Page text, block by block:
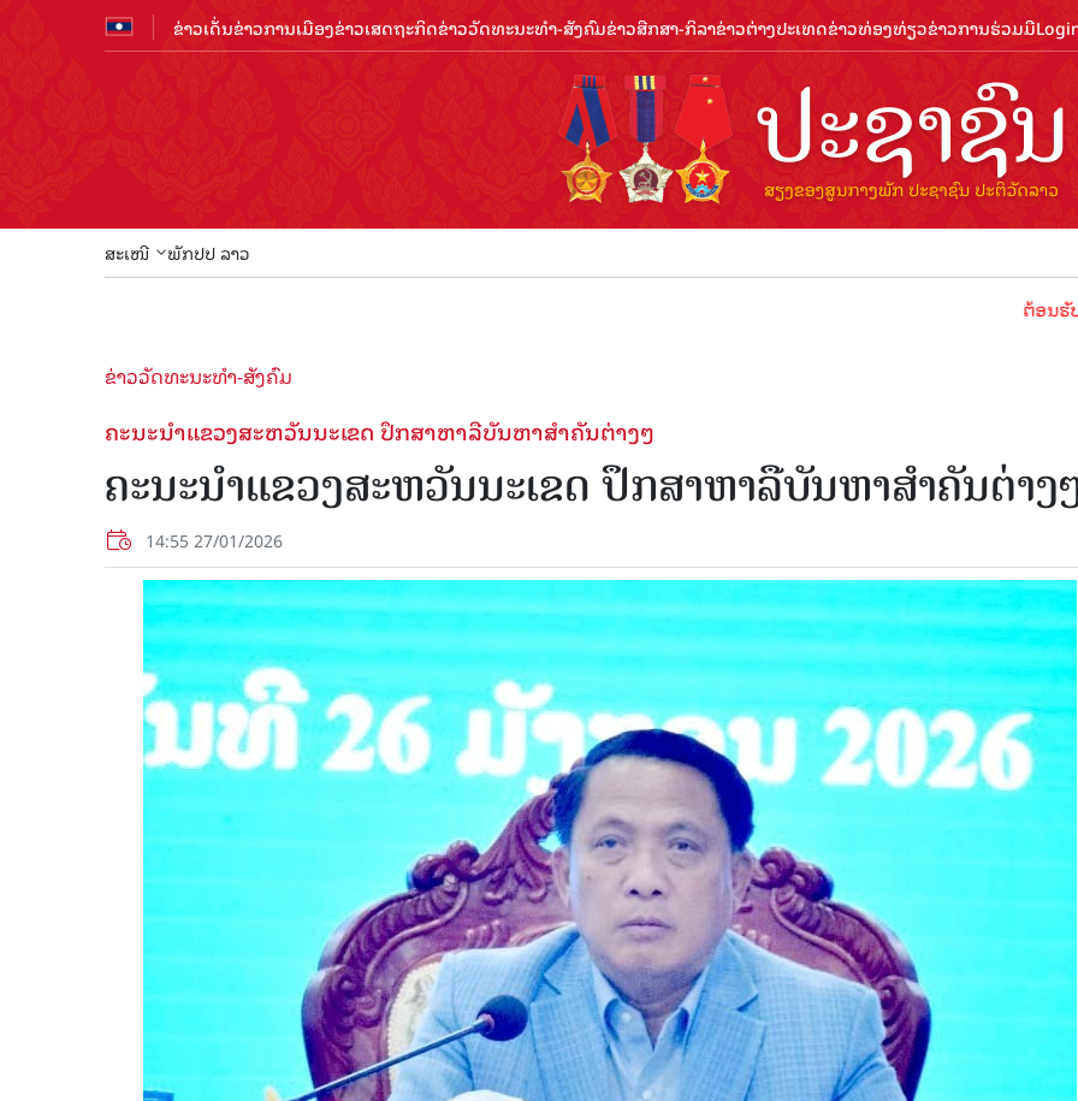
ຂ່າວເດັ່ນຂ່າວການເມືອງຂ່າວເສດຖະກິດຂ່າວວັດທະນະທຳ-ສັງຄົມຂ່າວສືກສາ-ກິລາຂ່າວຕ່າງປະເທດຂ່າວທ່ອງທ່ຽວຂ່າວການຮ່ວມມື
ສະເໜີ ພັກປປ ລາວ
ຕ້ອນຮັບປີທ່ອງທ່
ຂ່າວວັດທະນະທຳ-ສັງຄົມ
ຄະນະນໍາແຂວງສະຫວັນນະເຂດ ປຶກສາຫາລືບັນຫາສຳຄັນຕ່າງໆ
ຄະນະນໍາແຂວງສະຫວັນນະເຂດ ປຶກສາຫາລືບັນຫາສຳຄັນຕ່າງ
14:55 27/01/2026